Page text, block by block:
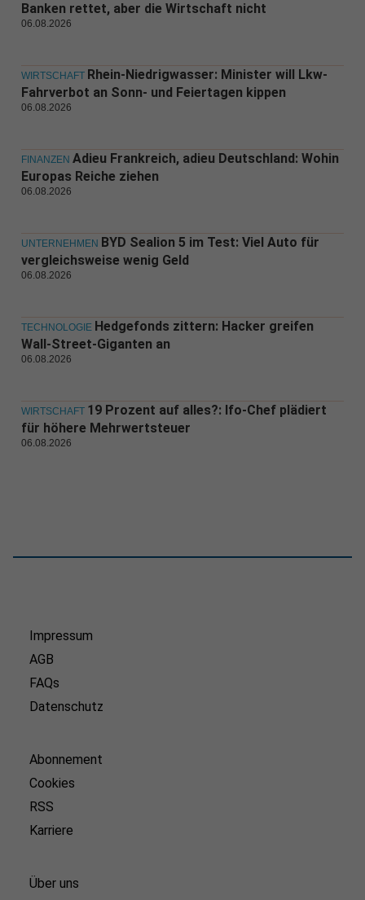
Banken rettet, aber die Wirtschaft nicht
06.08.2026
WIRTSCHAFT Rhein-Niedrigwasser: Minister will Lkw-
Fahrverbot an Sonn- und Feiertagen kippen
06.08.2026
FINANZEN Adieu Frankreich, adieu Deutschland: Wohin
Europas Reiche ziehen
06.08.2026
UNTERNEHMEN BYD Sealion 5 im Test: Viel Auto für
vergleichsweise wenig Geld
06.08.2026
TECHNOLOGIE Hedgefonds zittern: Hacker greifen
Wall-Street-Giganten an
06.08.2026
WIRTSCHAFT 19 Prozent auf alles?: Ifo-Chef plädiert
für höhere Mehrwertsteuer
06.08.2026
Impressum
AGB
FAQs
Datenschutz
Abonnement
Cookies
RSS
Karriere
Über uns